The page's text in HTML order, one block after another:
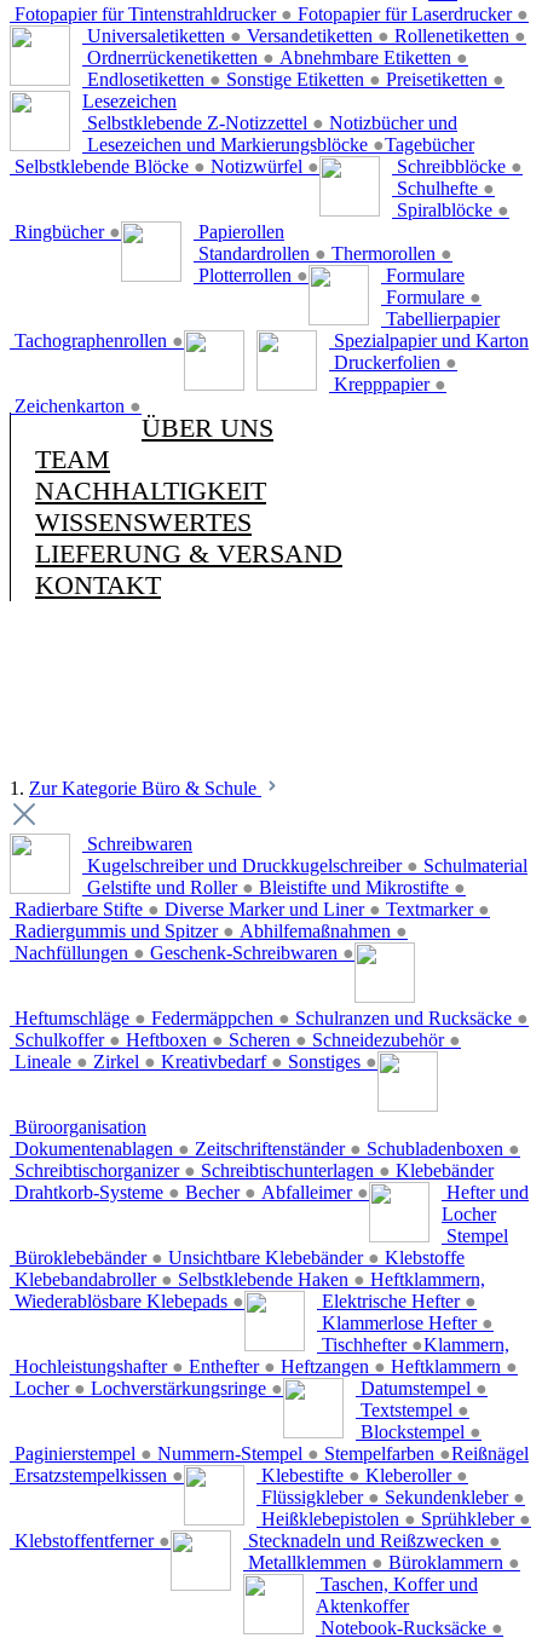
Fotopapier für Tintenstrahldrucker ● Fotopapier für Laserdrucker ●
Universaletiketten ● Versandetiketten ● Rollenetiketten ●
Ordnerrückenetiketten ● Abnehmbare Etiketten ●
Endlosetiketten ● Sonstige Etiketten ● Preisetiketten ●
Lesezeichen
Selbstklebende Z-Notizzettel ●
Lesezeichen und Markierungsblöcke ●
Selbstklebende Blöcke ● Notizwürfel ●
Notizbücher und
Tagebücher
Schreibblöcke ●
Schulhefte ●
Spiralblöcke ●
Ringbücher ●
Papierollen
Standardrollen ● Thermorollen ●
Plotterrollen ●
Formulare
Formulare ●
Tachographenrollen ●
Tabellierpapier
Spezialpapier und Karton
Druckerfolien ●
Krepppapier ●
Zeichenkarton ●
ÜBER UNS
TEAM
NACHHALTIGKEIT
WISSENSWERTES
LIEFERUNG & VERSAND
KONTAKT
1. Zur Kategorie Büro & Schule
Schreibwaren
Kugelschreiber und Druckkugelschreiber ●
Gelstifte und Roller ● Bleistifte und Mikrostifte ●
Radierbare Stifte ● Diverse Marker und Liner ● Textmarker ●
Radiergummis und Spitzer ● Abhilfemaßnahmen ●
Nachfüllungen ● Geschenk-Schreibwaren ●
Schulmaterial
Heftumschläge ● Federmäppchen ● Schulranzen und Rucksäcke ●
Schulkoffer ● Heftboxen ● Scheren ● Schneidezubehör ●
Lineale ● Zirkel ● Kreativbedarf ● Sonstiges ●
Büroorganisation
Dokumentenablagen ● Zeitschriftenständer ● Schubladenboxen ●
Schreibtischorganizer ● Schreibtischunterlagen ●
Drahtkorb-Systeme ● Becher ● Abfalleimer ●
Klebebänder
Büroklebebänder ● Unsichtbare Klebebänder ●
Klebebandabroller ● Selbstklebende Haken ●
Wiederablösbare Klebepads ●
Hefter und
Locher
Elektrische Hefter ●
Klammerlose Hefter ●
Tischhefter ●
Hochleistungshafter ● Enthefter ● Heftzangen ● Heftklammern ●
Locher ● Lochverstärkungsringe ●
Stempel
Datumstempel ●
Textstempel ●
Blockstempel ●
Paginierstempel ● Nummern-Stempel ● Stempelfarben ●
Ersatzstempelkissen ●
Klebstoffe
Klebestifte ● Kleberoller ●
Flüssigkleber ● Sekundenkleber ●
Heißklebepistolen ● Sprühkleber ●
Klebstoffentferner ●
Heftklammern,
Klammern,
Reißnägel
Stecknadeln und Reißzwecken ●
Metallklemmen ● Büroklammern ●
Taschen, Koffer und
Aktenkoffer
Notebook-Rucksäcke ●